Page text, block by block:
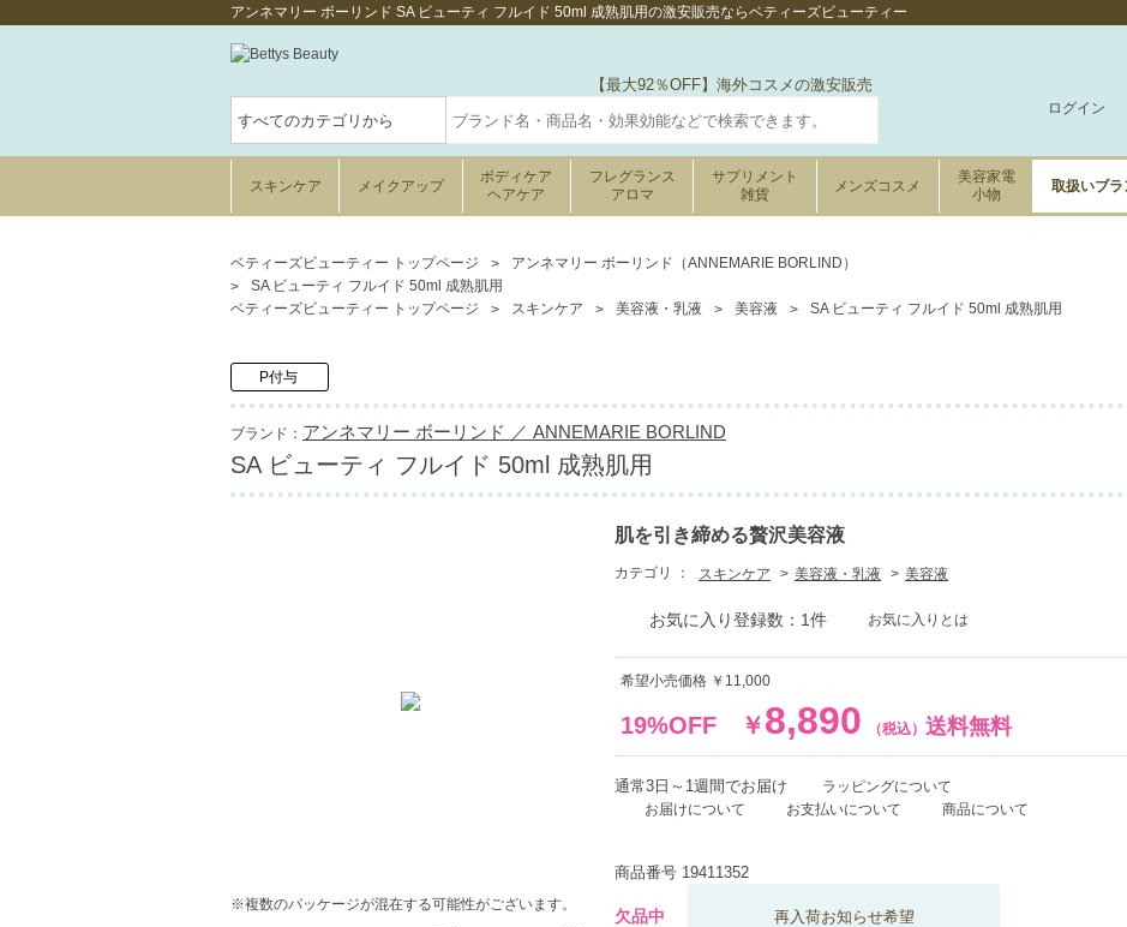
アンネマリー ボーリンド SA ビューティ フルイド 50ml 成熟肌用の激安販売ならベティーズビューティー
【最大92％OFF】海外コスメの激安販売
ログイン
スキンケア メイクアップ
ボディケア
ヘアケア
フレグランス
アロマ
サプリメント
雑貨
メンズコスメ
美容家電
小物
取扱いブラ
ベティーズビューティー トップページ
アンネマリー ボーリンド（ANNEMARIE BORLIND）
SA ビューティ フルイド 50ml 成熟肌用
ベティーズビューティー トップページ
スキンケア 美容液・乳液 美容液 SA ビューティ フルイド 50ml 成熟肌用
P付与
ブランド： アンネマリー ボーリンド ／ ANNEMARIE BORLIND
SA ビューティ フルイド 50ml 成熟肌用
※複数のパッケージが混在する可能性がございます。
肌を引き締める贅沢美容液
カテゴリ ： スキンケア 美容液・乳液 美容液
お気に入り登録数：1件 お気に入りとは
希望小売価格 ￥11,000
19%OFF ￥8,890 （税込） 送料無料
通常3日～1週間でお届け
ラッピングについて
お届けについて
お支払いについて 商品について
商品番号 19411352
欠品中 再入荷お知らせ希望